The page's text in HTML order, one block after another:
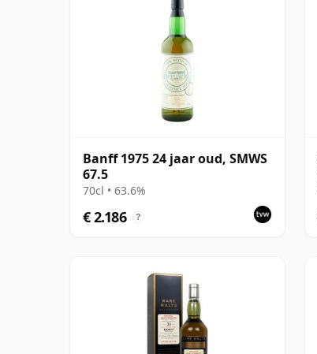
Banff 1975 24 jaar oud, SMWS
67.5
70cl • 63.6%
€ 2.186 ?